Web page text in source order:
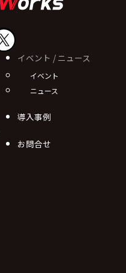
イベント / ニュース
イベント
ニュース
導入事例
お問合せ